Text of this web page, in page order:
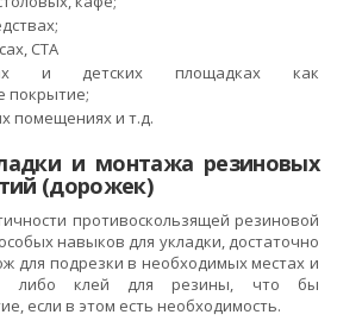
СТА
и детских площадках как
покрытие;
помещениях и т.д.
и монтажа резиновых
(дорожек)
противоскользящей резиновой
навыков для укладки, достаточно
для подрезки в необходимых местах и
либо клей для резины, что бы
если в этом есть необходимость.